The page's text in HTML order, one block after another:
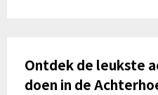
Ontdek de leukste
doen in de